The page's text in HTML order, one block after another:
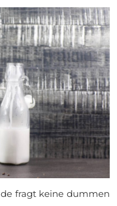
fragt keine dummen